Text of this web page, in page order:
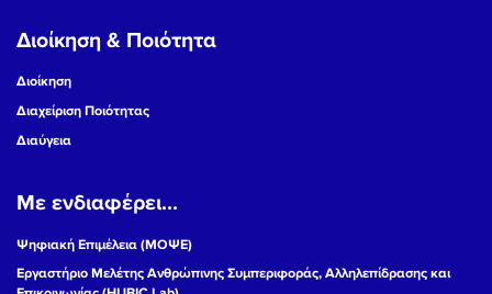
Διοίκηση & Ποιότητα
Διοίκηση
Διαχείριση Ποιότητας
Διαύγεια
Με ενδιαφέρει...
Ψηφιακή Επιμέλεια (ΜΟΨΕ)
Εργαστήριο Μελέτης Ανθρώπινης Συμπεριφοράς, Αλληλεπίδρασης και